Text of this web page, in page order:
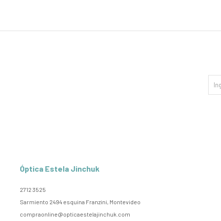
Óptica Estela Jinchuk
2712 3525
Sarmiento 2494 esquina Franzini, Montevideo
compraonline@opticaestelajinchuk.com